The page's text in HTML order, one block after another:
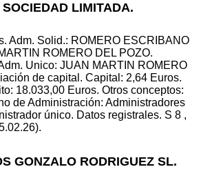
LIMITADA.
Adm. Solid.: ROMERO ESCRIBANO
ROMERO DEL POZO.
Unico: JUAN MARTIN ROMERO
de capital. Capital: 2,64 Euros.
18.033,00 Euros. Otros conceptos:
de Administración: Administradores
único. Datos registrales. S 8 ,
GONZALO RODRIGUEZ SL.